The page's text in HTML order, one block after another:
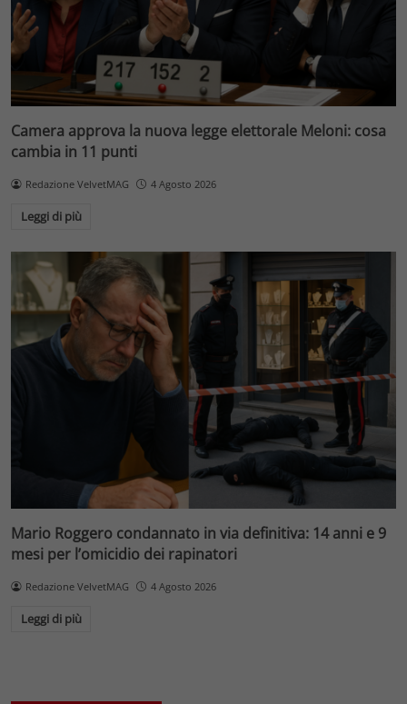
Camera approva la nuova legge elettorale Meloni: cosa
cambia in 11 punti
Redazione VelvetMAG 4 Agosto 2026
Leggi di più
Mario Roggero condannato in via definitiva: 14 anni e 9
mesi per l’omicidio dei rapinatori
Redazione VelvetMAG 4 Agosto 2026
Leggi di più